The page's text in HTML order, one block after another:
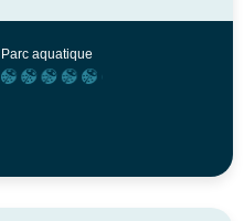
une petite inattention.
Parc aquatique